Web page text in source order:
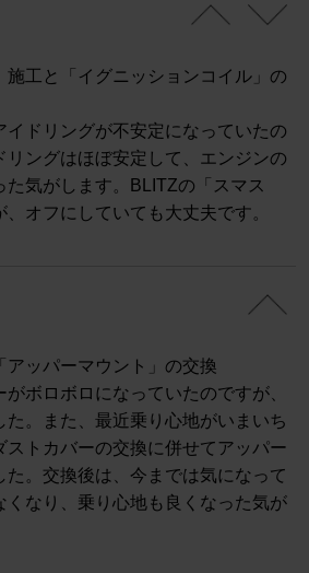
施工と「イグニッションコイル」の
イドリングが不安定になっていたの
リングはほぼ安定して、エンジンの
た気がします。BLITZの「スマス
オフにしていても大丈夫です。
アッパーマウント」の交換
ボロボロになっていたのですが、
た。また、最近乗り心地がいまいち
ストカバーの交換に併せてアッパー
た。交換後は、今までは気になって
くなり、乗り心地も良くなった気が